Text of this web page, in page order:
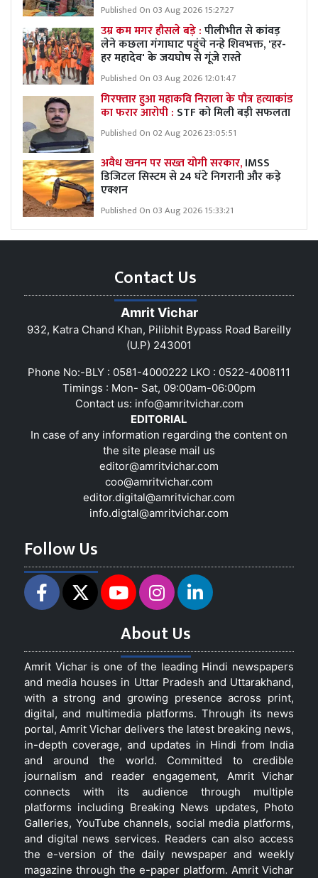
Published On 03 Aug 2026 15:27:27
उम्र कम मगर हौसले बड़े :पीलीभीत से कांवड़
लेने कछला गंगाघाट पहुंचे नन्हे शिवभक्त, 'हर-
हर महादेव' के जयघोष से गूंजे रास्ते
Published On 03 Aug 2026 12:01:47
गिरफ्तार हुआ महाकवि निराला के पौत्र हत्याकांड
का फरार आरोपी : STF को मिली बड़ी सफलता
Published On 02 Aug 2026 23:05:51
अवैध खनन पर सख्त योगी सरकार,IMSS
डिजिटल सिस्टम से 24 घंटे निगरानी और कड़े
एक्शन
Published On 03 Aug 2026 15:33:21
Contact Us
Amrit Vichar
932, Katra Chand Khan, Pilibhit Bypass Road Bareilly
(U.P) 243001
Phone No:-BLY : 0581-4000222 LKO : 0522-4008111
Timings : Mon- Sat, 09:00am-06:00pm
Contact us: info@amritvichar.com
EDITORIAL
In case of any information regarding the content on
the site please mail us
editor@amritvichar.com
coo@amritvichar.com
editor.digital@amritvichar.com
info.digtal@amritvichar.com
Follow Us
About Us
Amrit Vichar is one of the leading Hindi newspapers
and media houses in Uttar Pradesh and Uttarakhand,
with a strong and growing presence across print,
digital, and multimedia platforms. Through its news
portal, Amrit Vichar delivers the latest breaking news,
in-depth coverage, and updates in Hindi from India
and around the world. Committed to credible
journalism and reader engagement, Amrit Vichar
connects with its audience through multiple
platforms including Breaking News updates, Photo
Galleries, YouTube channels, social media platforms,
and digital news services. Readers can also access
the e-version of the daily newspaper and weekly
magazine through the e-paper platform. Amrit Vichar